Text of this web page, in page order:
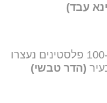
עבד)
דיווח: הוטל עוצר על טול כרם, כ-100 פלסטינים נעצרו
(הדר טבשי)